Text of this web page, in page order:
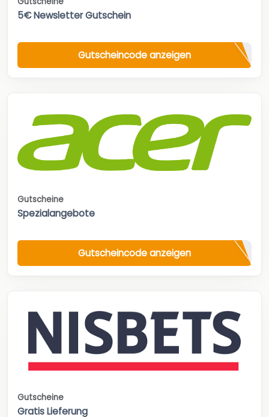
5€ Newsletter Gutschein
Gutscheincode anzeigen
Gutscheine
Spezialangebote
Gutscheincode anzeigen
Gutscheine
Gratis Lieferung